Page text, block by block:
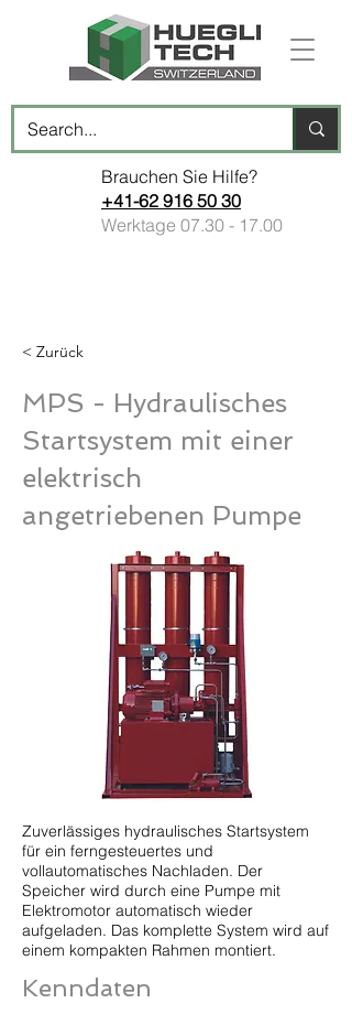
Brauchen Sie Hilfe?
+41-62 916 50 30
Werktage 07.30 - 17.00
< Zurück
MPS - Hydraulisches
Startsystem mit einer
elektrisch
angetriebenen Pumpe
Zuverlässiges hydraulisches Startsystem
für ein ferngesteuertes und
vollautomatisches Nachladen. Der
Speicher wird durch eine Pumpe mit
Elektromotor automatisch wieder
aufgeladen. Das komplette System wird auf
einem kompakten Rahmen montiert.
Kenndaten